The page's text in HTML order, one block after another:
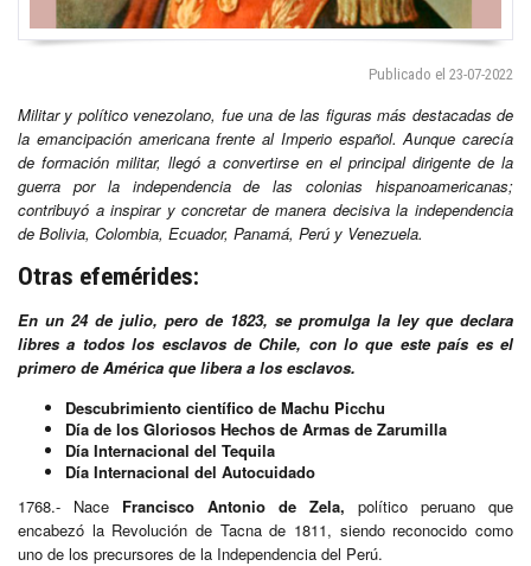
Publicado el 23-07-2022
Militar y político venezolano, fue una de las figuras más destacadas de
la emancipación americana frente al Imperio español. Aunque carecía
de formación militar, llegó a convertirse en el principal dirigente de la
guerra por la independencia de las colonias hispanoamericanas;
contribuyó a inspirar y concretar de manera decisiva la independencia
de Bolivia, Colombia, Ecuador, Panamá, Perú y Venezuela.
Otras efemérides:
En un 24 de julio, pero de 1823, se promulga la ley que declara
libres a todos los esclavos de Chile, con lo que este país es el
primero de América que libera a los esclavos.
Descubrimiento científico de Machu Picchu
Día de los Gloriosos Hechos de Armas de Zarumilla
Día Internacional del Tequila
Día Internacional del Autocuidado
1768.- Nace Francisco Antonio de Zela, político peruano que
encabezó la Revolución de Tacna de 1811, siendo reconocido como
uno de los precursores de la Independencia del Perú.